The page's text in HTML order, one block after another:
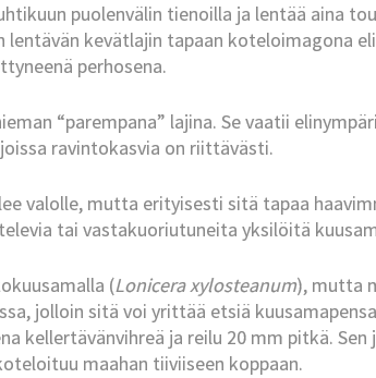
puolenvälin tienoilla ja lentää aina
kevätlajin tapaan koteloimagona
perhosena.
“parempana” lajina. Se vaatii
ravintokasvia on riittävästi.
valolle, mutta erityisesti sitä tapaa
tai vastakuoriutuneita yksilöitä
(Lonicera xylosteanum), mutta
jolloin sitä voi yrittää etsiä
kellertävänvihreä ja reilu 20 mm pitkä.
maahan tiiviiseen koppaan.